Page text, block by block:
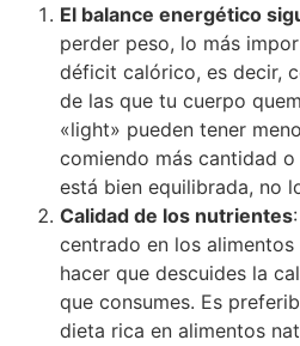
El balance energético
perder peso, lo más
déficit calórico, es decir,
de las que tu cuerpo
«light» pueden tener
comiendo más cantidad
está bien equilibrada, no
Calidad de los nutrientes
centrado en los
hacer que descuides la
que consumes. Es
dieta rica en alimentos